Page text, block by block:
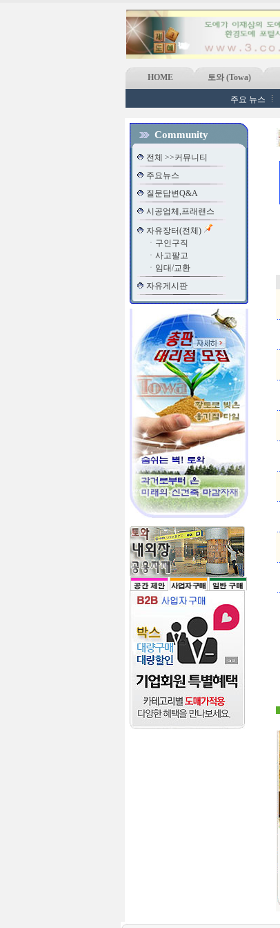
HOME 토와 (Towa)
주요 뉴스
Community
전체 >>커뮤니티
주요뉴스
질문답변Q&A
시공업체,프래랜스
자유장터(전체)
ㆍ 구인구직
ㆍ 사고팔고
ㆍ 임대/교환
자유게시판